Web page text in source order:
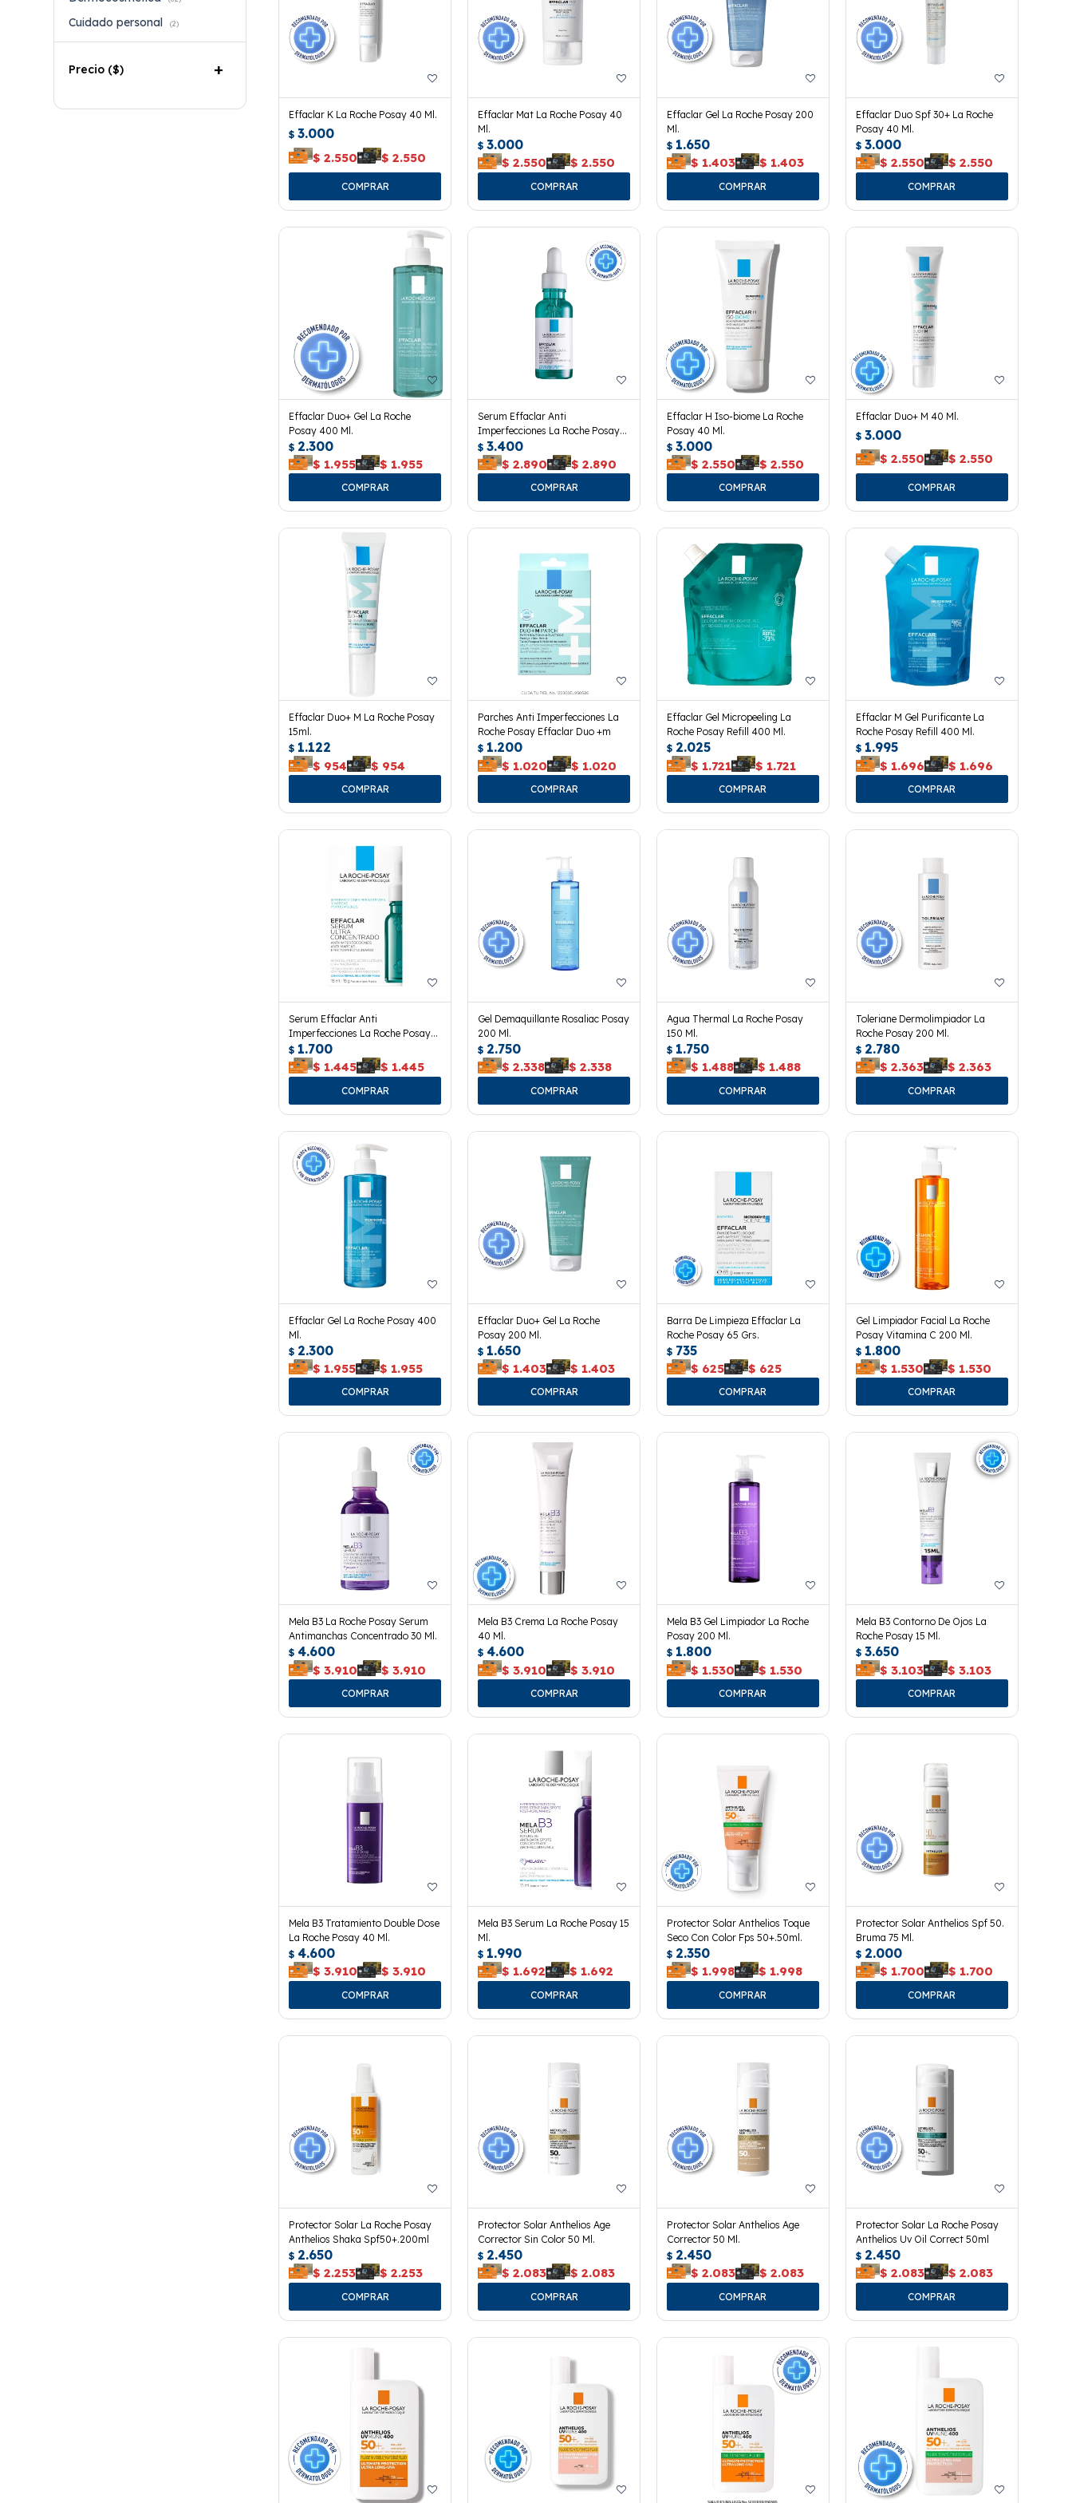
Effaclar K La Roche Posay 40 Ml.
$ 3.000
$ 2.550 $ 2.550
Effaclar Mat La Roche Posay 40
Ml.
$ 3.000
$ 2.550 $ 2.550
Effaclar Gel La Roche Posay 200
Ml.
$ 1.650
$ 1.403 $ 1.403
Effaclar Duo Spf 30+ La Roche
Posay 40 Ml.
$ 3.000
$ 2.550 $ 2.550
Effaclar Duo+ Gel La Roche
Posay 400 Ml.
$ 2.300
$ 1.955 $ 1.955
Serum Effaclar Anti
Imperfecciones La Roche Posay
30 Ml.
$ 3.400
$ 2.890 $ 2.890
Effaclar H Iso-biome La Roche
Posay 40 Ml.
$ 3.000
$ 2.550 $ 2.550
Effaclar Duo+ M 40 Ml.
$ 3.000
$ 2.550 $ 2.550
Effaclar Duo+ M La Roche Posay
15ml.
$ 1.122
$ 954 $ 954
Parches Anti Imperfecciones La
Roche Posay Effaclar Duo +m
$ 1.200
$ 1.020 $ 1.020
Effaclar Gel Micropeeling La
Roche Posay Refill 400 Ml.
$ 2.025
$ 1.721 $ 1.721
Effaclar M Gel Purificante La
Roche Posay Refill 400 Ml.
$ 1.995
$ 1.696 $ 1.696
Serum Effaclar Anti
Imperfecciones La Roche Posay
15 Ml.
$ 1.700
$ 1.445 $ 1.445
Gel Demaquillante Rosaliac Posay
200 Ml.
$ 2.750
$ 2.338 $ 2.338
Agua Thermal La Roche Posay
150 Ml.
$ 1.750
$ 1.488 $ 1.488
Toleriane Dermolimpiador La
Roche Posay 200 Ml.
$ 2.780
$ 2.363 $ 2.363
Effaclar Gel La Roche Posay 400
Ml.
$ 2.300
$ 1.955 $ 1.955
Effaclar Duo+ Gel La Roche
Posay 200 Ml.
$ 1.650
$ 1.403 $ 1.403
Barra De Limpieza Effaclar La
Roche Posay 65 Grs.
$ 735
$ 625 $ 625
Gel Limpiador Facial La Roche
Posay Vitamina C 200 Ml.
$ 1.800
$ 1.530 $ 1.530
Mela B3 La Roche Posay Serum
Antimanchas Concentrado 30 Ml.
$ 4.600
$ 3.910 $ 3.910
Mela B3 Crema La Roche Posay
40 Ml.
$ 4.600
$ 3.910 $ 3.910
Mela B3 Gel Limpiador La Roche
Posay 200 Ml.
$ 1.800
$ 1.530 $ 1.530
Mela B3 Contorno De Ojos La
Roche Posay 15 Ml.
$ 3.650
$ 3.103 $ 3.103
Mela B3 Tratamiento Double Dose
La Roche Posay 40 Ml.
$ 4.600
$ 3.910 $ 3.910
Mela B3 Serum La Roche Posay 15
Ml.
$ 1.990
$ 1.692 $ 1.692
Protector Solar Anthelios Toque
Seco Con Color Fps 50+.50ml.
$ 2.350
$ 1.998 $ 1.998
Protector Solar Anthelios Spf 50.
Bruma 75 Ml.
$ 2.000
$ 1.700 $ 1.700
Protector Solar La Roche Posay
Anthelios Shaka Spf50+.200ml
$ 2.650
$ 2.253 $ 2.253
Protector Solar Anthelios Age
Corrector Sin Color 50 Ml.
$ 2.450
$ 2.083 $ 2.083
Protector Solar Anthelios Age
Corrector 50 Ml.
$ 2.450
$ 2.083 $ 2.083
Protector Solar La Roche Posay
Anthelios Uv Oil Correct 50ml
$ 2.450
$ 2.083 $ 2.083
Cuidado personal (2)
Precio ($)